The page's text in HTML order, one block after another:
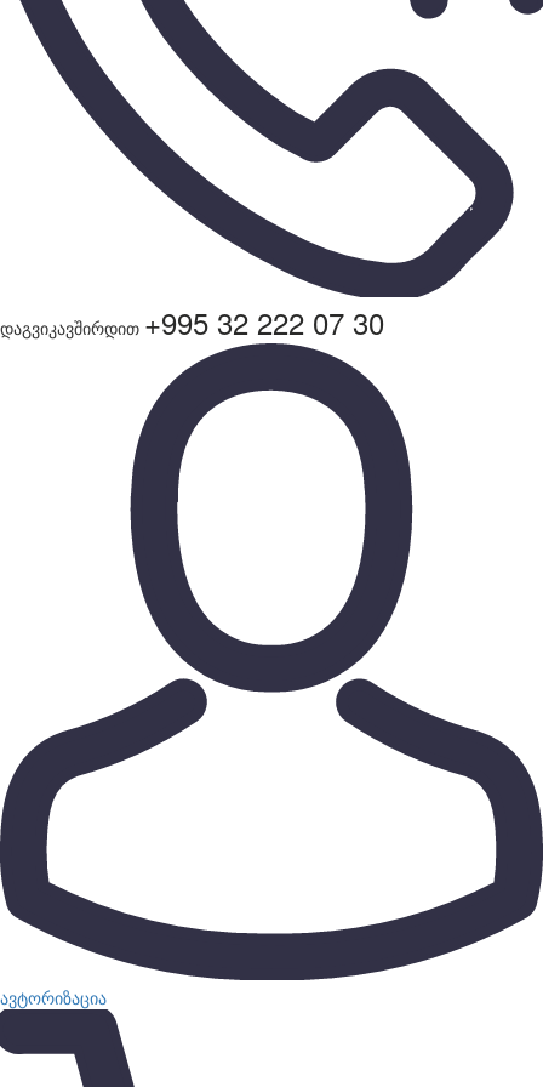
დაგვიკავშირდით +995 32 222 07 30
ავტორიზაცია